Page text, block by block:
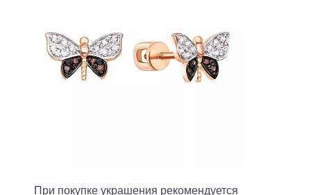
При покупке украшения рекомендуется